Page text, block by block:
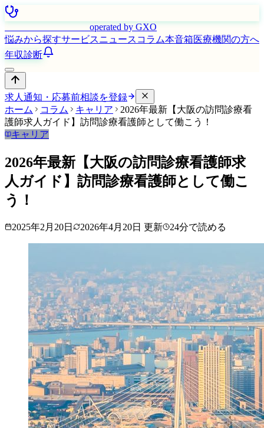
operated by GXO
悩みから探すサービスニュース コラム本音箱医療機関の方へ
年収診断
求人通知・応募前相談を登録
ホーム
コラム キャリア
2026年最新【大阪の訪問診療看
護師求人ガイド】訪問診療看護師として働こう！
キャリア
2026年最新【大阪の訪問診療看護師求
人ガイド】訪問診療看護師として働こ
う！
2025年2月20日 2026年4月20日 更新 24分で読める